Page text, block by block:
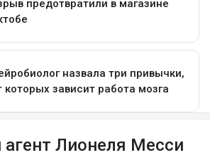
агент Лионеля Месси